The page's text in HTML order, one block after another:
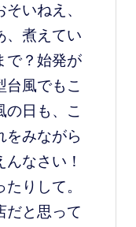
いねえ、
、煮えてい
で？始発が
風でもこ
の日も、こ
をみながら
なさい！
りして。
だと思って